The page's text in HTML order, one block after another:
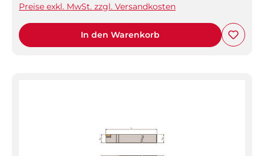
Preise exkl. MwSt. zzgl. Versandkosten
In den Warenkorb